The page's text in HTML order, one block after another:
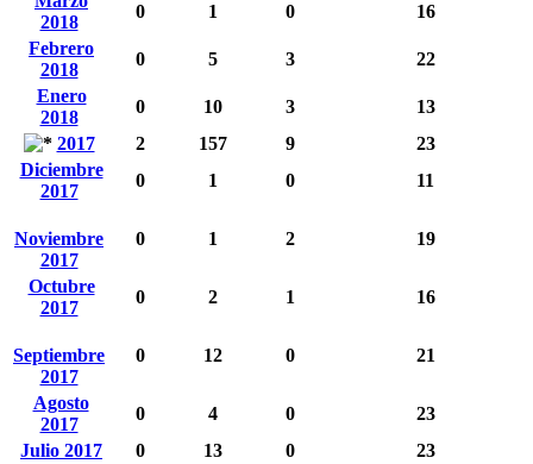
2018
0 1 0
16
Febrero
2018
0 5 3
22
Enero
2018
0 10 3
13
2017
2 157 9
23
Diciembre
2017
0 1 0 11
Noviembre
2017
0 1 2 19
Octubre
2017
0 2 1 16
Septiembre
2017
0 12 0 21
Agosto
2017
0 4 0
23
Julio 2017
0 13 0
23